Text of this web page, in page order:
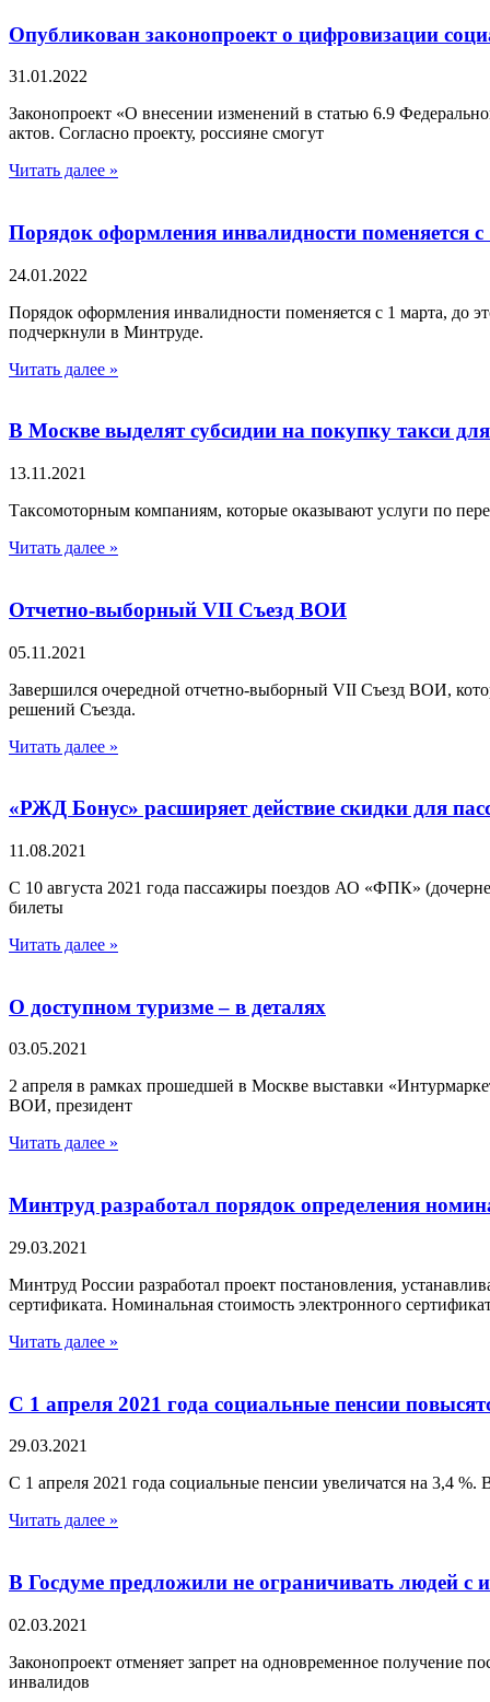
Опубликован законопроект о цифровизации
31.01.2022
Законопроект «О внесении изменений в статью 6.9
актов. Согласно проекту, россияне смогут
Читать далее »
Порядок оформления инвалидности поменяется с
24.01.2022
Порядок оформления инвалидности поменяется с 1 марта, до
подчеркнули в Минтруде.
Читать далее »
В Москве выделят субсидии на покупку такси
13.11.2021
Таксомоторным компаниям, которые оказывают услуги по
Читать далее »
Отчетно-выборный VII Съезд ВОИ
05.11.2021
Завершился очередной отчетно-выборный VII Съезд ВОИ,
решений Съезда.
Читать далее »
«РЖД Бонус» расширяет действие скидки для
11.08.2021
С 10 августа 2021 года пассажиры поездов АО «ФПК»
билеты
Читать далее »
О доступном туризме – в деталях
03.05.2021
2 апреля в рамках прошедшей в Москве выставки
ВОИ, президент
Читать далее »
Минтруд разработал порядок определения
29.03.2021
Минтруд России разработал проект постановления,
сертификата. Номинальная стоимость электронного
Читать далее »
С 1 апреля 2021 года социальные пенсии
29.03.2021
С 1 апреля 2021 года социальные пенсии увеличатся на 3,4
Читать далее »
В Госдуме предложили не ограничивать людей с
02.03.2021
Законопроект отменяет запрет на одновременное получение
инвалидов